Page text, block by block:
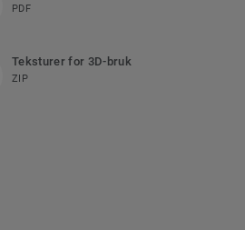
PDF
Teksturer for 3D-bruk
ZIP